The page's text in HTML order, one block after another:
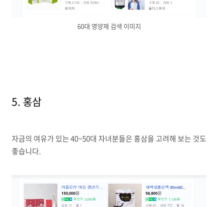
60대 영양제 검색 이미지
5. 홍삼
자금의 여유가 있는 40~50대 자녀분들은 홍삼을 고려해 보는 것도
좋습니다.